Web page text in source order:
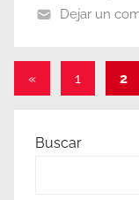
Dejar un
Paginación
entradas
«Entradas
1 2
Buscar